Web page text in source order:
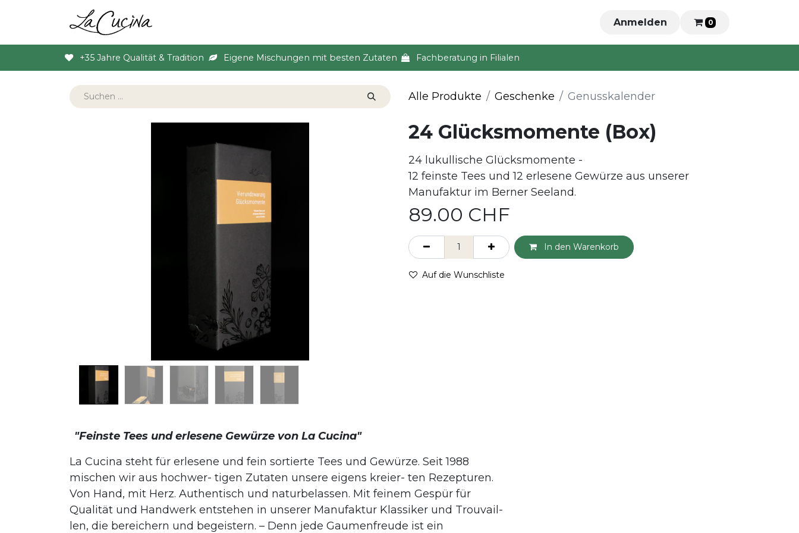
Anmelden 0
+35 Jahre Qualität & Tradition Eigene Mischungen mit besten Zutaten Fachberatung in Filialen
Alle Produkte Geschenke Genusskalender
24 Glücksmomente (Box)
24 lukullische Glücksmomente -
12 feinste Tees und 12 erlesene Gewürze aus unserer
Manufaktur im Berner Seeland.
89.00 CHF
In den Warenkorb
Auf die Wunschliste
"Feinste Tees und erlesene Gewürze von La Cucina"
La Cucina steht für erlesene und fein sortierte Tees und Gewürze. Seit 1988
mischen wir aus hochwer- tigen Zutaten unsere eigens kreier- ten Rezepturen.
Von Hand, mit Herz. Authentisch und naturbelassen. Mit feinem Gespür für
Qualität und Handwerk entstehen in unserer Manufaktur Klassiker und Trouvail-
len, die bereichern und begeistern. – Denn jede Gaumenfreude ist ein